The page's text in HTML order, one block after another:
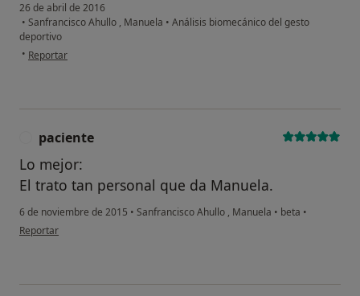
26 de abril de 2016
• Sanfrancisco Ahullo , Manuela • Análisis biomecánico del gesto
deportivo
• en opinión del usuario paciente
Reportar
paciente
Lo mejor:
El trato tan personal que da Manuela.
6 de noviembre de 2015 • Sanfrancisco Ahullo , Manuela • beta •
en opinión del usuario paciente
Reportar